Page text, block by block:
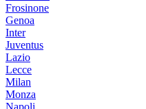
Frosinone
Genoa
Inter
Juventus
Lazio
Lecce
Milan
Monza